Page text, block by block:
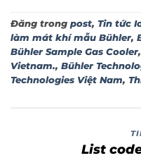
Đăng trong post, Tin tức
làm mát khí mẫu Bühler,
Bühler Sample Gas Cooler,
Vietnam., Bühler
Technologies Việt Nam,
List